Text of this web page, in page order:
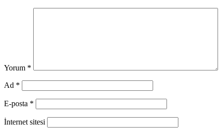
Yorum *
Ad *
E-posta *
İnternet sitesi